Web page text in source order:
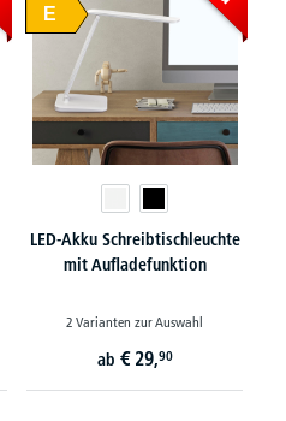
E
LED-Akku Schreibtischleuchte
mit Aufladefunktion
2 Varianten zur Auswahl
ab € 29,90